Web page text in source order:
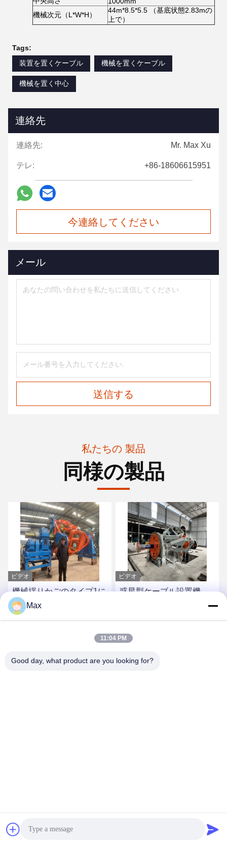
機械次元（L*W*H）
44m*8.5*5.5 （基底状態2.83mの
上で）
Tags:
装置を置くケーブル
機械を置くケーブル
機械を置く中心
連絡先
連絡先: Mr. Max Xu
テレ: +86-18606615951
今連絡してください
メール
送信する
私たちの 製品
同様の製品
ビデオ
機械揺りかごのタイプ1に
+1+3/1250 Ecoを友好的に
作る多中心50rpmの送電
ビデオ
惑星型ケーブル設置機
1250/1+4 エネルギー効率
中国 良質 ケーブル ストランジング マシン 提供者 著作権 2018-2026 Beyde
Trading Co.,Ltd すべての権利は保護されています.
Max
11:04 PM
Good day, what product are you looking for?